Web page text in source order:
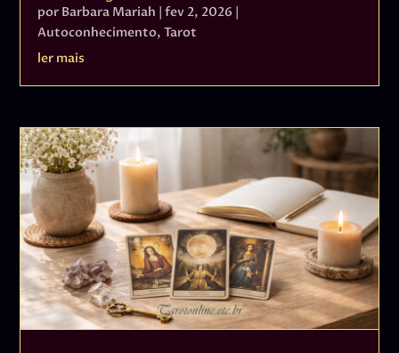
por Barbara Mariah |fev 2, 2026 |
Autoconhecimento,Tarot
ler mais